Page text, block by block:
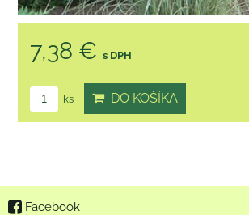
7,38 € s DPH
ks DO KOŠÍKA
Facebook